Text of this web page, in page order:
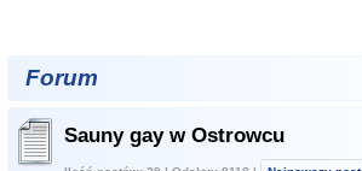
Forum
Sauny gay w Ostrowcu